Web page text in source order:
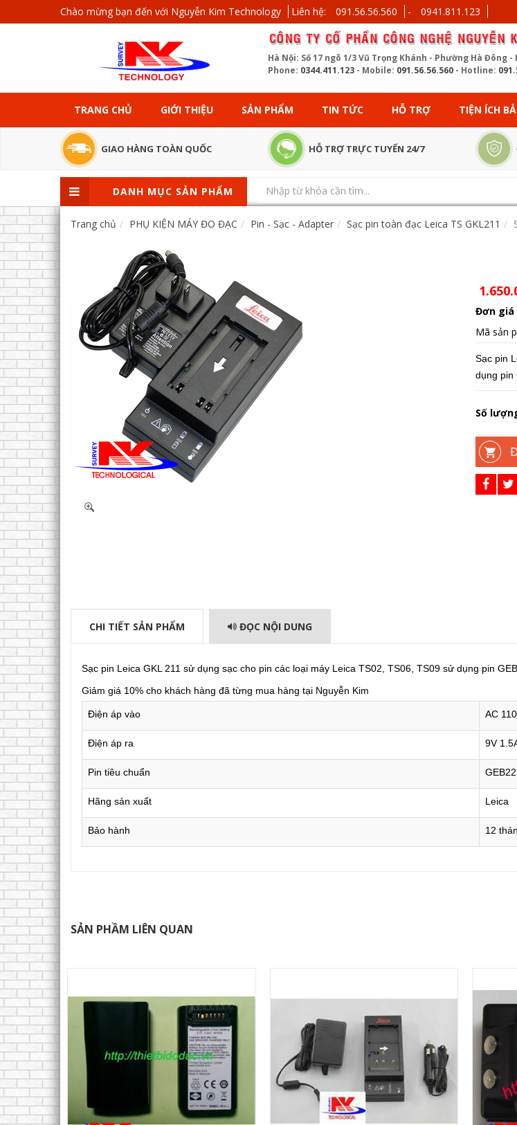
Chào mừng bạn đến với Nguyễn Kim Technology Liên hệ: 091.56.56.560 - 0941.811.123
Hà Nội: Số 17 ngõ 1/3 Vũ Trọng Khánh - Phường Hà Đông -
Phone: 0344.411.123 - Mobile: 091.56.56.560 - Hotline:
TRANG CHỦ GIỚI THIỆU SẢN PHẨM TIN TỨC HỖ TRỢ TIỆN ÍCH
GIAO HÀNG TOÀN QUỐC HỖ TRỢ TRỰC TUYẾN 24/7
DANH MỤC SẢN PHẨM
Trang chủ PHỤ KIỆN MÁY ĐO ĐẠC Pin - Sạc - Adapter Sạc pin toàn đạc Leica TS GKL211
Đơn giá
Mã sản
Sạc pin
dụng pin
Số
CHI TIẾT SẢN PHẨM ĐỌC NỘI DUNG
Sạc pin Leica GKL 211 sử dụng sạc cho pin các loại máy Leica TS02, TS06, TS09 sử dụng pin
Giảm giá 10% cho khách hàng đã từng mua hàng tại Nguyễn Kim
Điện áp vào AC
Điện áp ra 9V
Pin tiêu chuẩn
Hãng sản xuất Leica
Bảo hành 12
SẢN PHẦM LIÊN QUAN